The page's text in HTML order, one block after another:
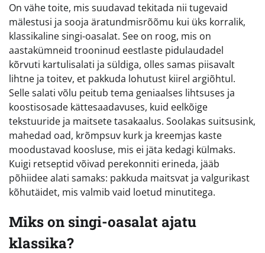
On vähe toite, mis suudavad tekitada nii tugevaid
mälestusi ja sooja äratundmisrõõmu kui üks korralik,
klassikaline singi-oasalat. See on roog, mis on
aastakümneid trooninud eestlaste pidulaudadel
kõrvuti kartulisalati ja süldiga, olles samas piisavalt
lihtne ja toitev, et pakkuda lohutust kiirel argiõhtul.
Selle salati võlu peitub tema geniaalses lihtsuses ja
koostisosade kättesaadavuses, kuid eelkõige
tekstuuride ja maitsete tasakaalus. Soolakas suitsusink,
mahedad oad, krõmpsuv kurk ja kreemjas kaste
moodustavad koosluse, mis ei jäta kedagi külmaks.
Kuigi retseptid võivad perekonniti erineda, jääb
põhiidee alati samaks: pakkuda maitsvat ja valgurikast
kõhutäidet, mis valmib vaid loetud minutitega.
Miks on singi-oasalat ajatu
klassika?